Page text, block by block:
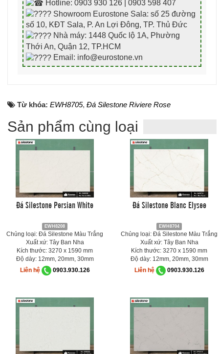
Hotline: 0903 930 126 | 0903 598 407
Showroom Eurostone Sala: số 25 đường
số 10, KĐT Sala, P. An Lợi Đông, TP. Thủ Đức
Nhà máy: 1448 Quốc lộ 1A, Phường
Thới An, Quận 12, TP.HCM
Email: info@eurostone.vn
Từ khóa: EWH8705, Đá Silestone Riviere Rose
Sản phẩm cùng loại
Đá Silestone Persian White
EWH8208
Chủng loại: Đá Silestone Màu Trắng
Xuất xứ: Tây Ban Nha
Kích thước: 3270 x 1590 mm
Độ dày: 12mm, 20mm, 30mm
Liên hệ
0903.930.126
Đá Silestone Blanc Elysee
EWH8704
Chủng loại: Đá Silestone Màu Trắng
Xuất xứ: Tây Ban Nha
Kích thước: 3270 x 1590 mm
Độ dày: 12mm, 20mm, 30mm
Liên hệ
0903.930.126